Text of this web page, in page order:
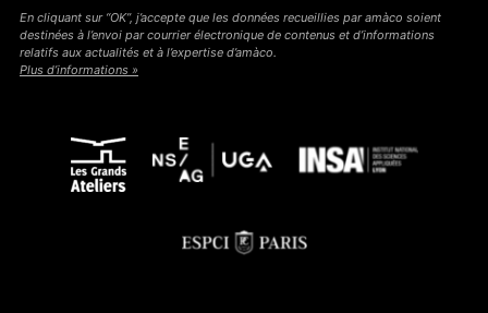
En cliquant sur “OK”, j’accepte que les données recueillies par amàco soient
destinées à l’envoi par courrier électronique de contenus et d’informations
relatifs aux actualités et à l’expertise d’amàco.
Plus d’informations »